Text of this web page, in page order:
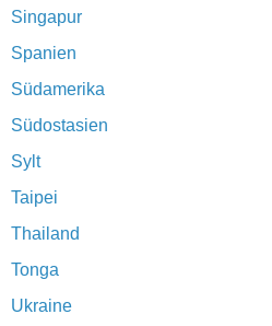
Singapur
Spanien
Südamerika
Südostasien
Sylt
Taipei
Thailand
Tonga
Ukraine